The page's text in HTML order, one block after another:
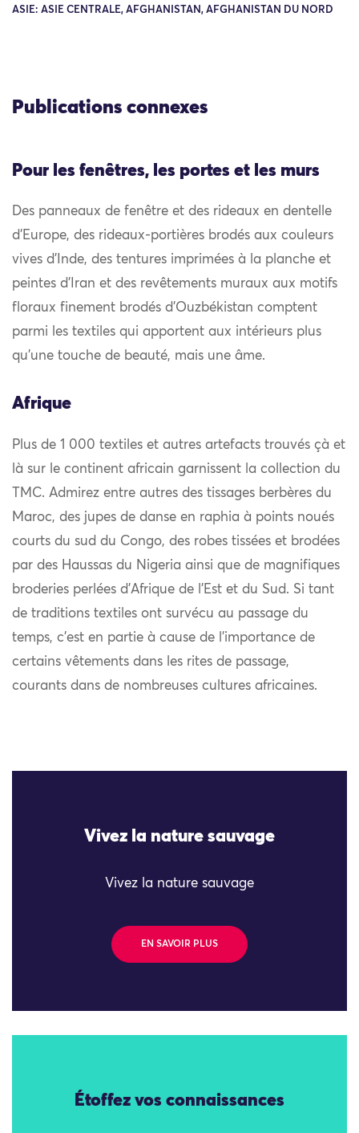
ASIE: ASIE CENTRALE, AFGHANISTAN, AFGHANISTAN DU NORD
Publications connexes
Pour les fenêtres, les portes et les murs
Des panneaux de fenêtre et des rideaux en dentelle
d’Europe, des rideaux-portières brodés aux couleurs
vives d’Inde, des tentures imprimées à la planche et
peintes d’Iran et des revêtements muraux aux motifs
floraux finement brodés d’Ouzbékistan comptent
parmi les textiles qui apportent aux intérieurs plus
qu’une touche de beauté, mais une âme.
Afrique
Plus de 1 000 textiles et autres artefacts trouvés çà et
là sur le continent africain garnissent la collection du
TMC. Admirez entre autres des tissages berbères du
Maroc, des jupes de danse en raphia à points noués
courts du sud du Congo, des robes tissées et brodées
par des Haussas du Nigeria ainsi que de magnifiques
broderies perlées d’Afrique de l’Est et du Sud. Si tant
de traditions textiles ont survécu au passage du
temps, c’est en partie à cause de l’importance de
certains vêtements dans les rites de passage,
courants dans de nombreuses cultures africaines.
Vivez la nature sauvage
Vivez la nature sauvage
EN SAVOIR PLUS
Étoffez vos connaissances